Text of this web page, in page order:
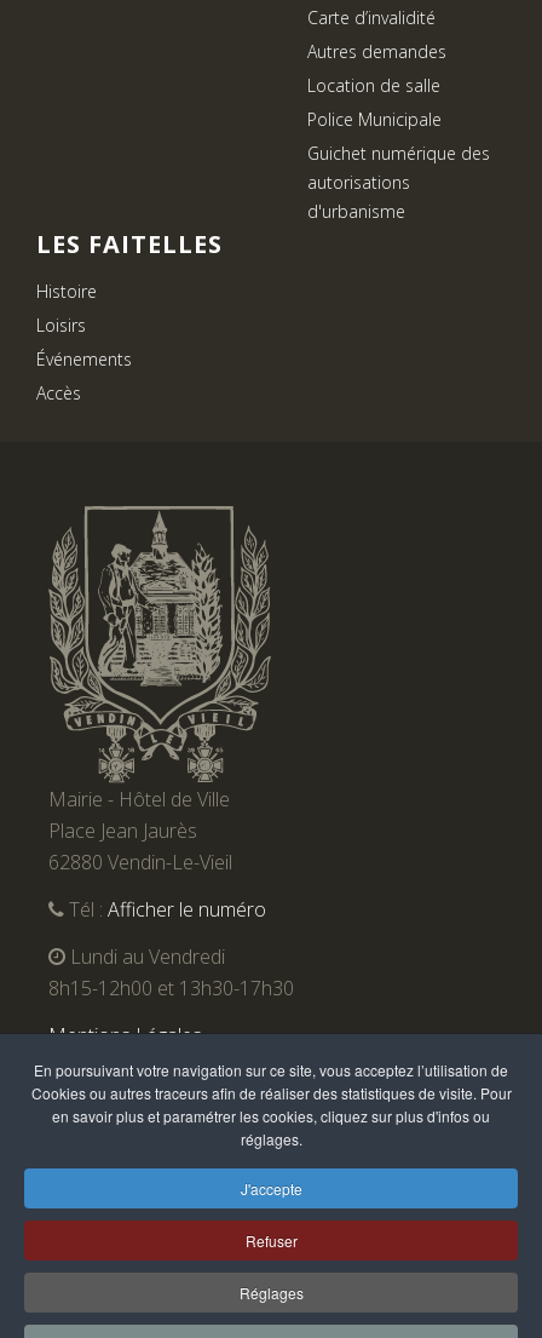
Carte d’invalidité
Autres demandes
Location de salle
Police Municipale
Guichet numérique des
autorisations
d'urbanisme
LES FAITELLES
Histoire
Loisirs
Événements
Accès
Mairie - Hôtel de Ville
Place Jean Jaurès
62880 Vendin-Le-Vieil
Tél : Afficher le numéro
Lundi au Vendredi
8h15-12h00 et 13h30-17h30
Mentions Légales
Vendin-le-Vieil 2016. Site réalisé et référencé par Awak
Studio
En poursuivant votre navigation sur ce site, vous acceptez l’utilisation de
Cookies ou autres traceurs afin de réaliser des statistiques de visite. Pour
en savoir plus et paramétrer les cookies, cliquez sur plus d'infos ou
réglages.
J'accepte
Refuser
Réglages